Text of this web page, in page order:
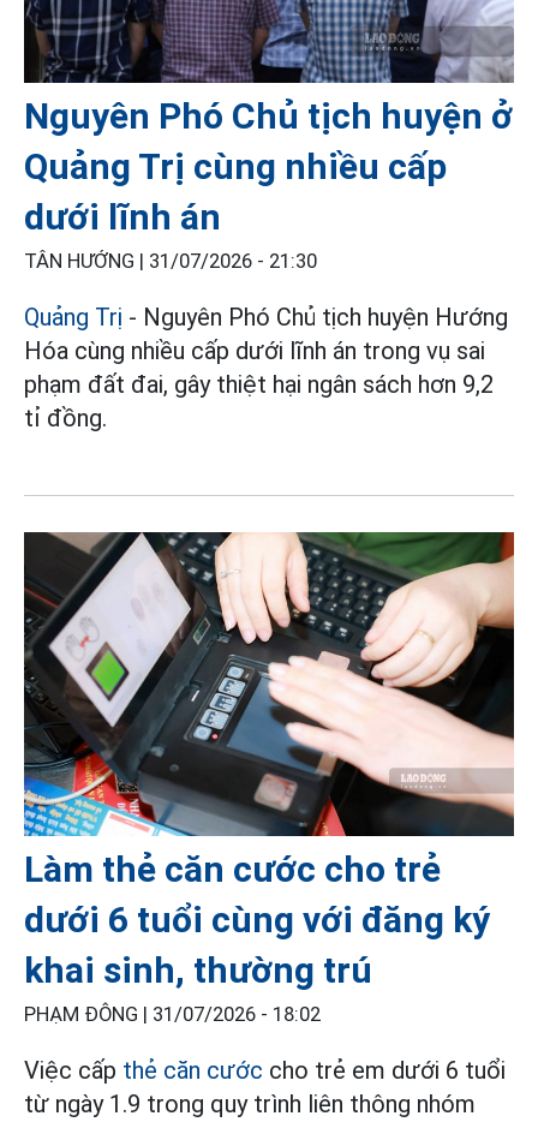
Nguyên Phó Chủ tịch huyện ở
Quảng Trị cùng nhiều cấp
dưới lĩnh án
TÂN HƯỚNG | 31/07/2026 - 21:30
Quảng Trị - Nguyên Phó Chủ tịch huyện Hướng
Hóa cùng nhiều cấp dưới lĩnh án trong vụ sai
phạm đất đai, gây thiệt hại ngân sách hơn 9,2
tỉ đồng.
Làm thẻ căn cước cho trẻ
dưới 6 tuổi cùng với đăng ký
khai sinh, thường trú
PHẠM ĐÔNG | 31/07/2026 - 18:02
Việc cấp thẻ căn cước cho trẻ em dưới 6 tuổi
từ ngày 1.9 trong quy trình liên thông nhóm